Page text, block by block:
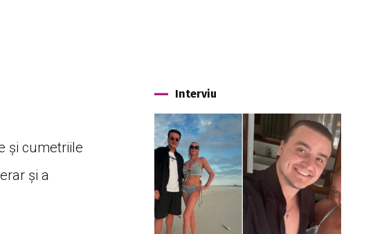
și cumetriile
și a
Interviu